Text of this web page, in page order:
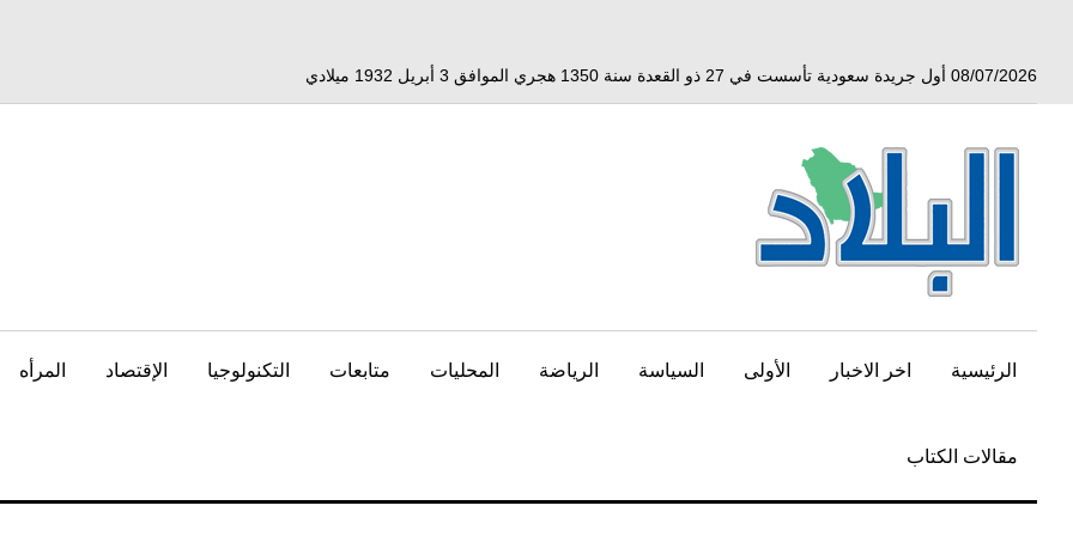
08/07/2026 أول جريدة سعودية تأسست في 27 ذو القعدة سنة 1350 هجري الموافق 3 أبريل 1932 ميلادي
الرئيسية اخر الاخبار الأولى السياسة الرياضة المحليات متابعات التكنولوجيا الإقتصاد المرأه
مقالات الكتاب